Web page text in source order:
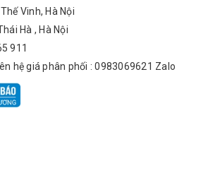
Vinh, Hà Nội
Hà , Hà Nội
911
hệ giá phân phối : 0983069621 Zalo